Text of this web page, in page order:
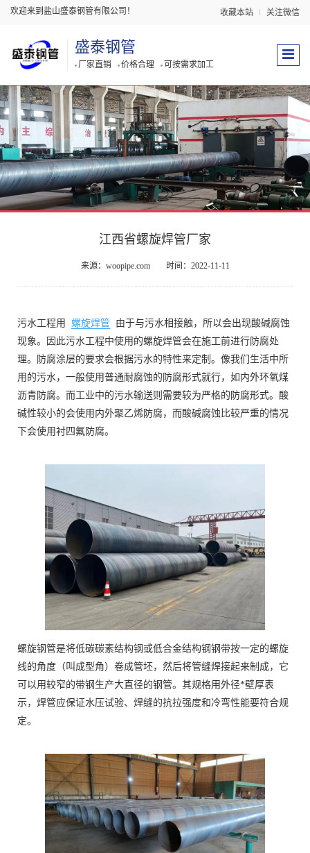
欢迎来到盐山盛泰钢管有限公司！ 收藏本站 关注微信
盛泰钢管
厂家直销 价格合理 可按需求加工
江西省螺旋焊管厂家
来源：woopipe.com 时间：2022-11-11
污水工程用 螺旋焊管
由于与污水相接触，所以会出现酸碱腐蚀
现象。因此污水工程中使用的螺旋焊管会在施工前进行防腐处
理。防腐涂层的要求会根据污水的特性来定制。像我们生活中所
用的污水，一般使用普通耐腐蚀的防腐形式就行，如内外环氧煤
沥青防腐。而工业中的污水输送则需要较为严格的防腐形式。酸
碱性较小的会使用内外聚乙烯防腐，而酸碱腐蚀比较严重的情况
下会使用衬四氟防腐。
螺旋钢管是将低碳碳素结构钢或低合金结构钢钢带按一定的螺旋
线的角度（叫成型角）卷成管坯，然后将管缝焊接起来制成，它
可以用较窄的带钢生产大直径的钢管。其规格用外径*壁厚表
示，焊管应保证水压试验、焊缝的抗拉强度和冷弯性能要符合规
定。